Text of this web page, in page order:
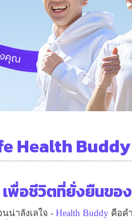
Health Buddy
เพื่อชีวิตที่ยั่งยืนข
น่าลังเลใจ - Health Buddy คือค